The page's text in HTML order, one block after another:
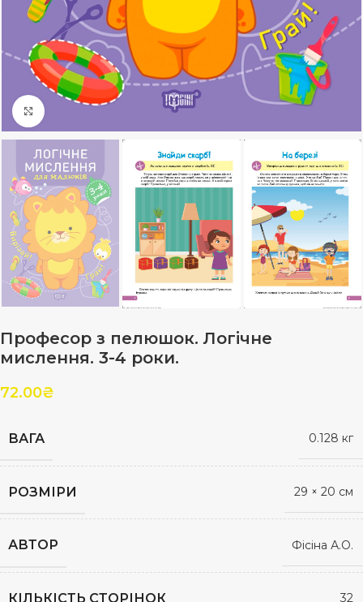
Клацніть, щоб збільшити
Професор з пелюшок. Логічне
мислення. 3-4 роки.
72.00₴
ВАГА 0.128 кг
РОЗМІРИ 29 × 20 см
АВТОР Фісіна А.О.
КІЛЬКІСТЬ СТОРІНОК 32